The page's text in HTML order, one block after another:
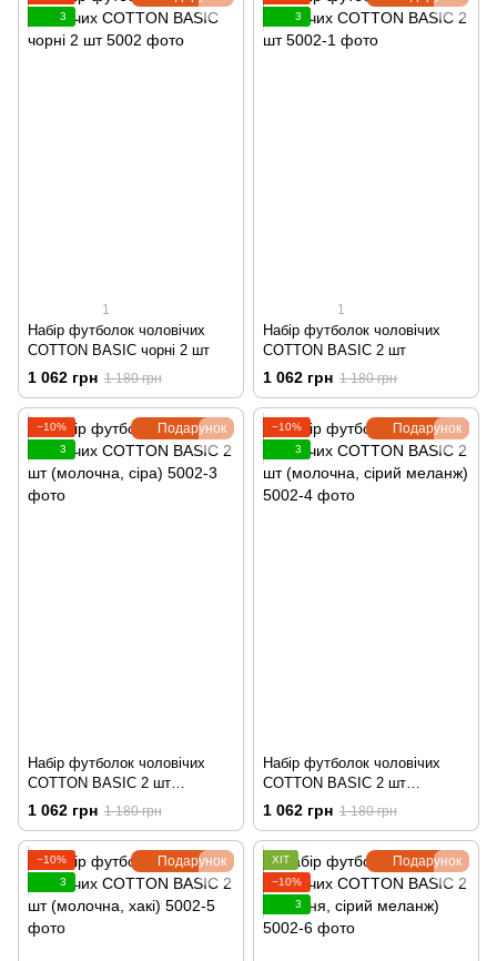
3
1
Набір футболок чоловічих
COTTON BASIC чорні 2 шт
1 062 грн 1 180 грн
3
1
Набір футболок чоловічих
COTTON BASIC 2 шт
1 062 грн 1 180 грн
Подарунок
−10%
3
Набір футболок чоловічих
COTTON BASIC 2 шт
(молочна, сіра)
1 062 грн 1 180 грн
Подарунок
−10%
3
Набір футболок чоловічих
COTTON BASIC 2 шт
(молочна, сірий меланж)
1 062 грн 1 180 грн
Подарунок
−10%
3
Подарунок
ХІТ
−10%
3